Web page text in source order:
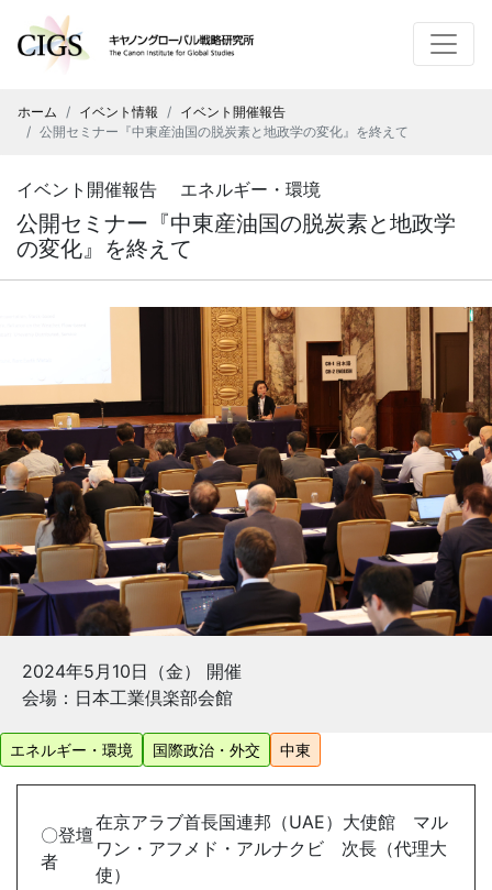
ホーム イベント情報
イベント開催報告
公開セミナー『中東産油国の脱炭素と地政学の変化』を終えて
イベント開催報告 エネルギー・環境
公開セミナー『中東産油国の脱炭素と地政学
の変化』を終えて
2024年5月10日（金） 開催
会場：日本工業倶楽部会館
エネルギー・環境 国際政治・外交 中東
〇登壇
者
在京アラブ首長国連邦（UAE）大使館 マル
ワン・アフメド・アルナクビ 次長（代理大
使）